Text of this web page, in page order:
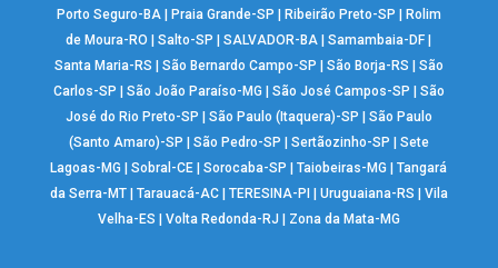
Porto Seguro-BA| Praia Grande-SP | Ribeirão Preto-SP | Rolim
de Moura-RO |Salto-SP |SALVADOR-BA |Samambaia-DF |
Santa Maria-RS | São Bernardo Campo-SP | São Borja-RS | São
Carlos-SP | São João Paraíso-MG | São José Campos-SP | São
José do Rio Preto-SP | São Paulo (Itaquera)-SP | São Paulo
(Santo Amaro)-SP | São Pedro-SP | Sertãozinho-SP | Sete
Lagoas-MG |Sobral-CE |Sorocaba-SP |Taiobeiras-MG |Tangará
da Serra-MT| Tarauacá-AC| TERESINA-PI | Uruguaiana-RS | Vila
Velha-ES | Volta Redonda-RJ | Zona da Mata-MG